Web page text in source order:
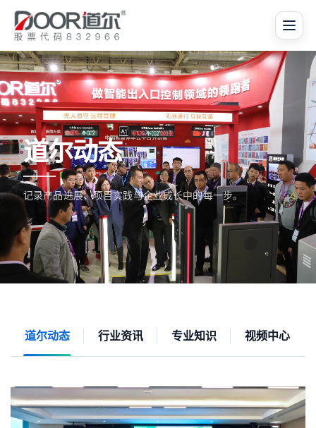
道尔动态
记录产品进展、项目实践与企业成长中的每一步。
道尔动态 行业资讯 专业知识 视频中心